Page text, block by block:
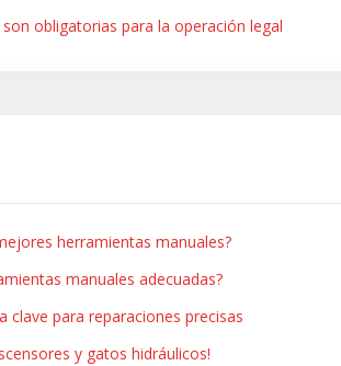
obligatorias para la operación legal
herramientas manuales?
manuales adecuadas?
clave para reparaciones precisas
y gatos hidráulicos!